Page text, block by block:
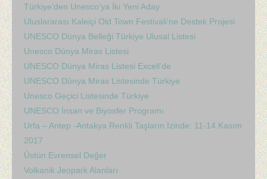
Türkiye’den Unesco’ya İki Yeni Aday
Uluslararası Kaleiçi Old Town Festivali‘ne Destek Projesi
UNESCO Dünya Belleği Türkiye Ulusal Listesi
Unesco Dünya Miras Listesi
UNESCO Dünya Miras Listesi Excell’de
UNESCO Dünya Miras Listesinde Türkiye
Unesco Geçici Listesinde Türkiye
UNESCO İnsan ve Biyosfer Programı
Urfa – Antep -Antakya Renkli Taşların İzinde: 11-14 Kasım
2017
Üstün Evrensel Değer
Volkanik Jeopark Alanları